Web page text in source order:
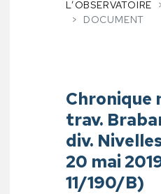
L’OBSERVATOIRE
DOCUMENT
Chronique
trav.
div.
20 mai
11/190/B)